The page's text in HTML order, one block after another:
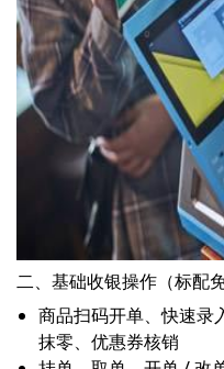
二、基础收银操作（标配免
商品扫码开单、快速录
抹零、优惠券核销